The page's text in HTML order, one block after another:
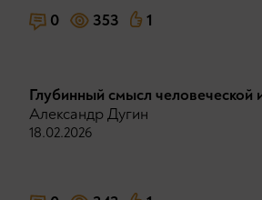
0 353 1
Глубинный смысл человеческой
Александр Дугин
18.02.2026